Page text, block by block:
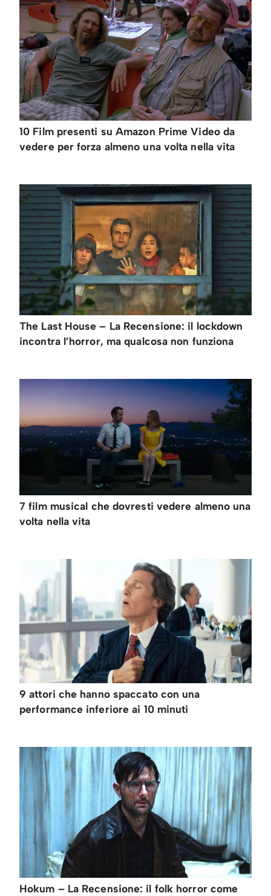
10 Film presenti su Amazon Prime Video da
vedere per forza almeno una volta nella vita
The Last House – La Recensione: il lockdown
incontra l’horror, ma qualcosa non funziona
7 film musical che dovresti vedere almeno una
volta nella vita
9 attori che hanno spaccato con una
performance inferiore ai 10 minuti
Hokum – La Recensione: il folk horror come